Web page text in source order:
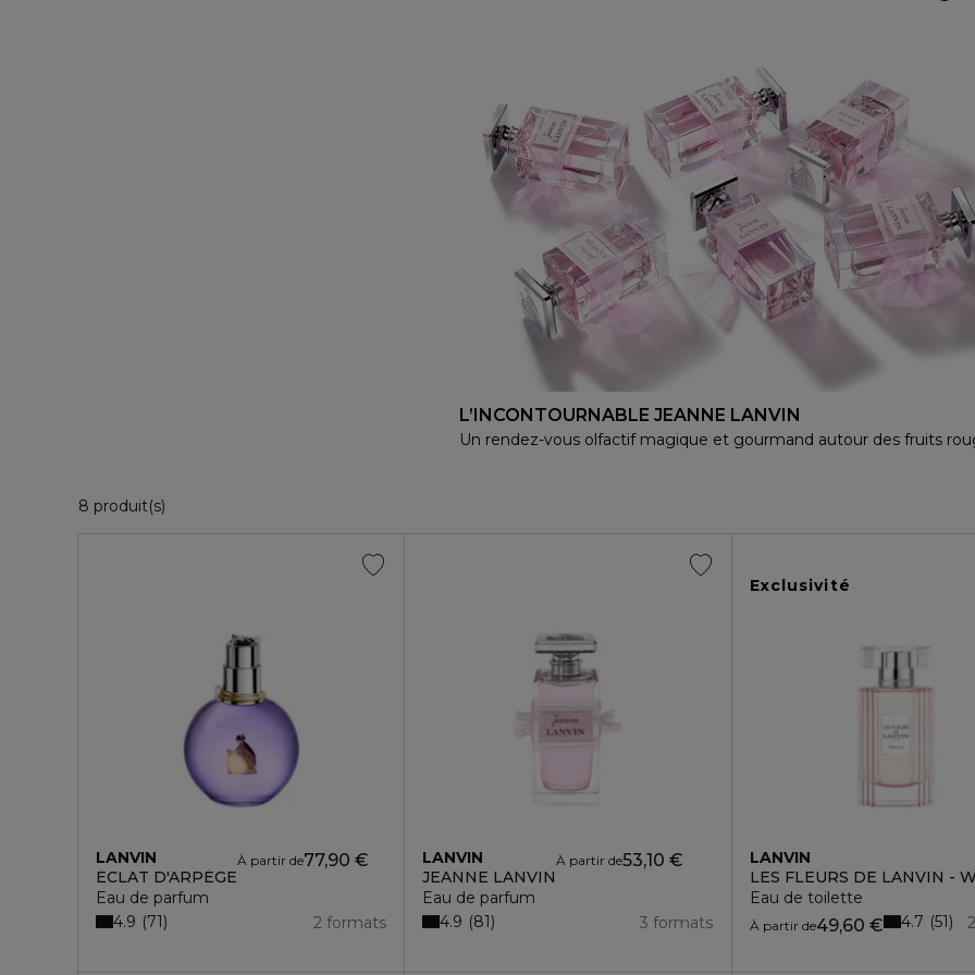
L’INCONTOURNABLE JEANNE LANVIN
Un rendez-vous olfactif magique et gourmand autour des fruits
8 produit(s)
LANVIN
ÉCLAT D'ARPÈGE
Eau de parfum
À partir de77,90 €
2 formats
4.9 71
LANVIN
JEANNE LANVIN
Eau de parfum
À partir de53,10 €
3 formats
4.9 81
Exclusivité
LANVIN
LES FLEURS DE LANVIN -
Eau de toilette
À partir de49,60 € 4.7 51